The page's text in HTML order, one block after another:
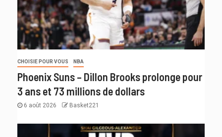
CHOISIE POUR VOUS NBA
Phoenix Suns – Dillon Brooks prolonge pour
3 ans et 73 millions de dollars
6 août 2026 Basket221